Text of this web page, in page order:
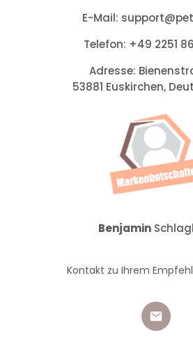
E-Mail:
Telefon: +49 2251
Adresse:
53881 Euskirchen,
Benjamin
Kontakt zu Ihrem